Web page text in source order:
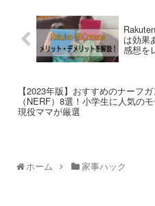
は効果
感想を
【2023年版】おすすめのナーフガ
（NERF）8選！小学生に人気の
現役ママが厳選
ホーム 家事ハック